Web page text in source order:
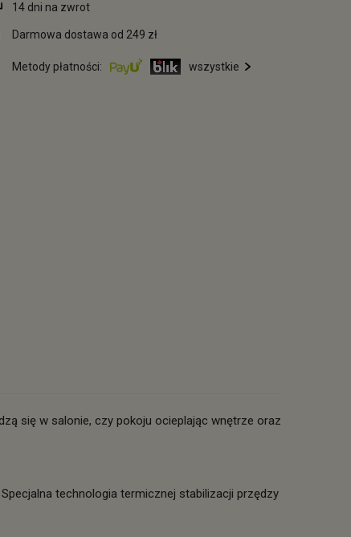
14 dni na zwrot
Darmowa dostawa od 249 zł
Metody płatności: wszystkie
się w salonie, czy pokoju ocieplając wnętrze oraz
Specjalna technologia termicznej stabilizacji przędzy